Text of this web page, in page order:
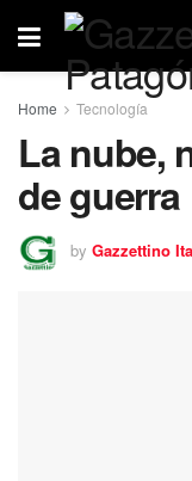
Home Tecnología
La nube,
de guerra
by Gazzettino